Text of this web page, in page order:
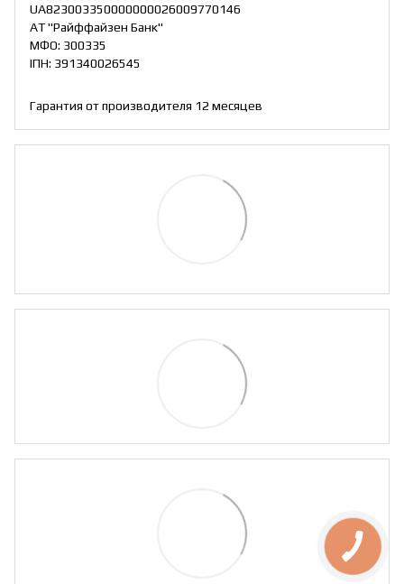
UA823003350000000026009770146
АТ "Райффайзен Банк"
МФО: 300335
ІПН: 391340026545
Гарантия от производителя 12 месяцев